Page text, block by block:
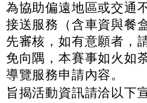
為協助偏遠地區或交通
接送服務（含車資與餐
先審核，如有意願者，
免向隅，本賽事如火如
導覽服務申請內容。
旨揭活動資訊請洽以下